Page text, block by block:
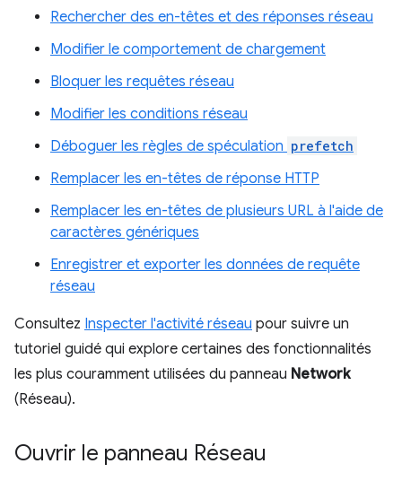
Rechercher des en-têtes et des réponses réseau
Modifier le comportement de chargement
Bloquer les requêtes réseau
Modifier les conditions réseau
Déboguer les règles de spéculation prefetch
Remplacer les en-têtes de réponse HTTP
Remplacer les en-têtes de plusieurs URL à l'aide de
caractères génériques
Enregistrer et exporter les données de requête
réseau
Consultez Inspecter l'activité réseau pour suivre un
tutoriel guidé qui explore certaines des fonctionnalités
les plus couramment utilisées du panneau Network
(Réseau).
Ouvrir le panneau Réseau